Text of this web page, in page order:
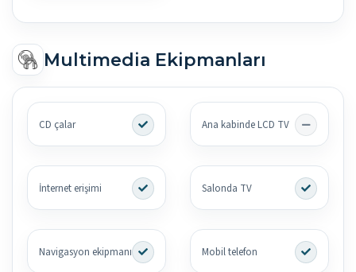
Multimedia Ekipmanları
CD çalar Ana kabinde LCD TV
İnternet erişimi Salonda TV
Navigasyon ekipmanı Mobil telefon